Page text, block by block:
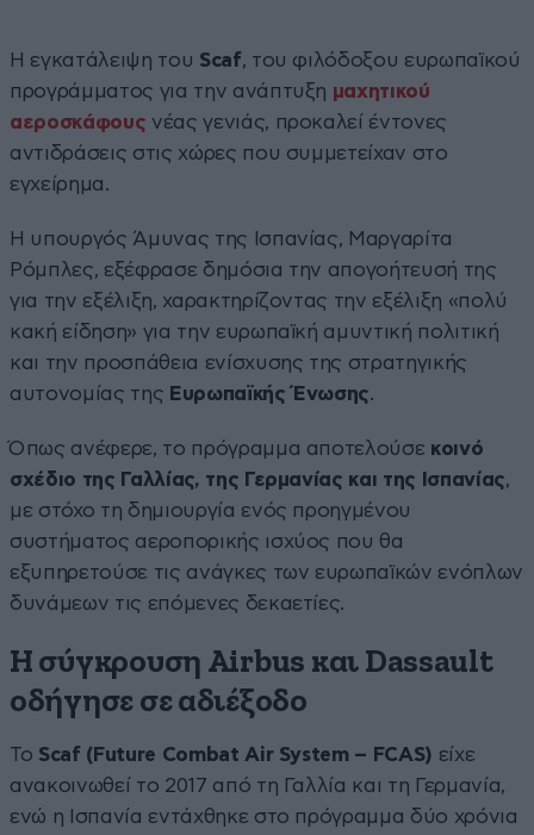
Η εγκατάλειψη του Scaf, του φιλόδοξου ευρωπαϊκού
προγράμματος για την ανάπτυξη μαχητικού
αεροσκάφους νέας γενιάς, προκαλεί έντονες
αντιδράσεις στις χώρες που συμμετείχαν στο
εγχείρημα.
Η υπουργός Άμυνας της Ισπανίας, Μαργαρίτα
Ρόμπλες, εξέφρασε δημόσια την απογοήτευσή της
για την εξέλιξη, χαρακτηρίζοντας την εξέλιξη «πολύ
κακή είδηση» για την ευρωπαϊκή αμυντική πολιτική
και την προσπάθεια ενίσχυσης της στρατηγικής
αυτονομίας της Ευρωπαϊκής Ένωσης.
Όπως ανέφερε, το πρόγραμμα αποτελούσε κοινό
σχέδιο της Γαλλίας, της Γερμανίας και της Ισπανίας,
με στόχο τη δημιουργία ενός προηγμένου
συστήματος αεροπορικής ισχύος που θα
εξυπηρετούσε τις ανάγκες των ευρωπαϊκών ενόπλων
δυνάμεων τις επόμενες δεκαετίες.
Η σύγκρουση Airbus και Dassault
οδήγησε σε αδιέξοδο
Το Scaf (Future Combat AirSystem– FCAS) είχε
ανακοινωθεί το 2017 από τη Γαλλία και τη Γερμανία,
ενώ η Ισπανία εντάχθηκε στο πρόγραμμα δύο χρόνια